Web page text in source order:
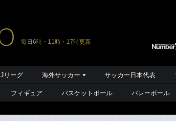
毎日6時・11時・17時更新
Jリーグ 海外サッカー サッカー日本代表
フィギュア バスケットボール バレーボール